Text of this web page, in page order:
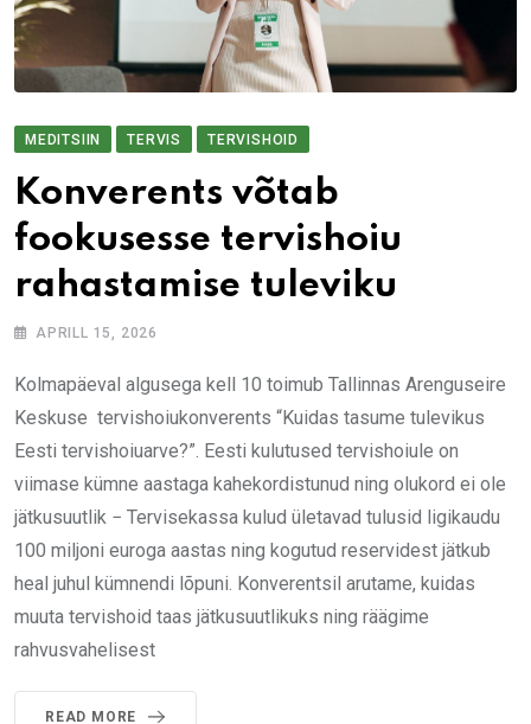
MEDITSIIN TERVIS TERVISHOID
Konverents võtab
fookusesse tervishoiu
rahastamise tuleviku
APRILL 15, 2026
Kolmapäeval algusega kell 10 toimub Tallinnas Arenguseire
Keskuse tervishoiukonverents “Kuidas tasume tulevikus
Eesti tervishoiuarve?”. Eesti kulutused tervishoiule on
viimase kümne aastaga kahekordistunud ning olukord ei ole
jätkusuutlik − Tervisekassa kulud ületavad tulusid ligikaudu
100 miljoni euroga aastas ning kogutud reservidest jätkub
heal juhul kümnendi lõpuni. Konverentsil arutame, kuidas
muuta tervishoid taas jätkusuutlikuks ning räägime
rahvusvahelisest
READ MORE